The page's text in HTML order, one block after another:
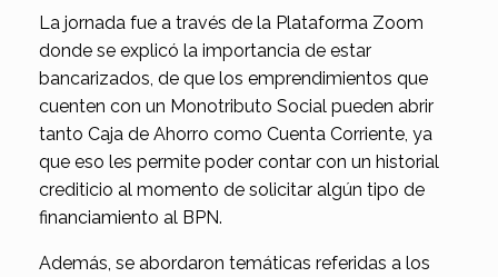
La jornada fue a través de la Plataforma Zoom
donde se explicó la importancia de estar
bancarizados, de que los emprendimientos que
cuenten con un Monotributo Social pueden abrir
tanto Caja de Ahorro como Cuenta Corriente, ya
que eso les permite poder contar con un historial
crediticio al momento de solicitar algún tipo de
financiamiento al BPN.
Además, se abordaron temáticas referidas a los